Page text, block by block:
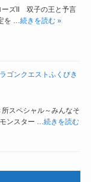
ーズII 双子の王と予言
を …続きを読む »
ゴンクエストふくびき
スペシャル～みんなそ
ンスター …続きを読む